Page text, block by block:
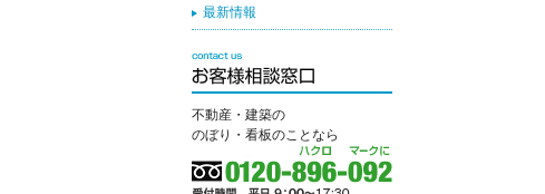
最新情報
不動産・建築の
のぼり・看板のことなら